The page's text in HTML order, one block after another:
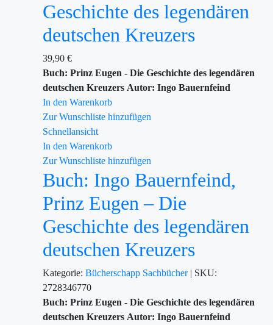
Geschichte des legendären
deutschen Kreuzers
39,90 €
Buch: Prinz Eugen - Die Geschichte des legendären
deutschen Kreuzers Autor: Ingo Bauernfeind
In den Warenkorb
Zur Wunschliste hinzufügen
Schnellansicht
In den Warenkorb
Zur Wunschliste hinzufügen
Buch: Ingo Bauernfeind,
Prinz Eugen – Die
Geschichte des legendären
deutschen Kreuzers
Kategorie: Bücherschapp Sachbücher | SKU:
2728346770
Buch: Prinz Eugen - Die Geschichte des legendären
deutschen Kreuzers Autor: Ingo Bauernfeind